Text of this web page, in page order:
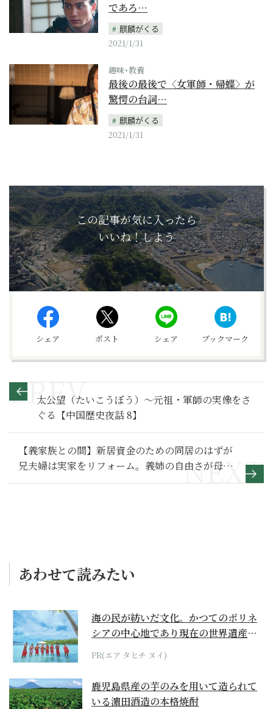
であろ…
麒麟がくる
2021/1/31
趣味･教養
最後の最後で〈女軍師・帰蝶〉が
驚愕の台詞…
麒麟がくる
2021/1/31
この記事が気に入ったら
いいね！しよう
シェア ポスト シェア ブックマーク
太公望（たいこうぼう）～元祖・軍師の実像をさ
ぐる【中国歴史夜話 8】
【義家族との間】新居資金のための同居のはずが
兄夫婦は実家をリフォーム。義姉の自由さが母親
を追いつめる～その１～
あわせて読みたい
海の民が紡いだ文化。かつてのポリネ
シアの中心地であり現在の世界遺産か
らみえてくる...
PR(エア タヒチ ヌイ)
鹿児島県産の芋のみを用いて造られて
いる濵田酒造の本格焼酎